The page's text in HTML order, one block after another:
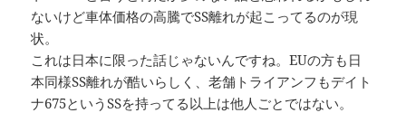
ないけど車体価格の高騰でSS離れが起こってるのが現
状。
これは日本に限った話じゃないんですね。EUの方も日
本同様SS離れが酷いらしく、老舗トライアンフもデイト
ナ675というSSを持ってる以上は他人ごとではない。